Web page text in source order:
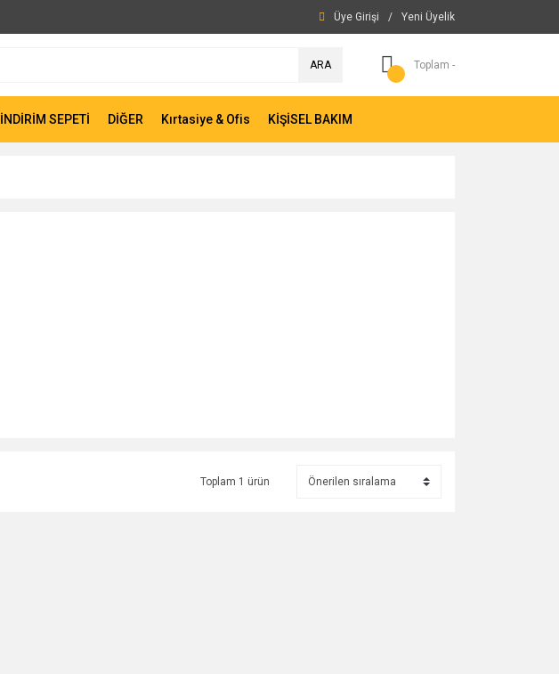
Üye Girişi / Yeni Üyelik
ARA Toplam -
İNDİRİM SEPETİ DİĞER Kırtasiye & Ofis KİŞİSEL BAKIM
Toplam 1 ürün